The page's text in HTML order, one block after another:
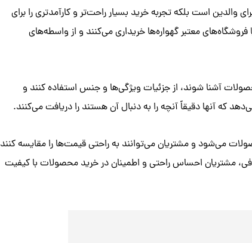
است بلکه تجربه خرید بسیار راحت‌تر و کارآمدتری را برای
فروشگاه‌های معتبر گهواره‌ها خریداری می‌کنند و از واسطه‌های
آشنا شوند، از جزئیات ویژگی‌ها و جنس استفاده کنند و
که آنها دقیقاً آنچه را به دنبال آن هستند را دریافت می‌کنند.
می‌شود و مشتریان می‌توانند به راحتی قیمت‌ها را مقایسه کنند
مشتریان احساس راحتی و اطمینان در خرید محصولات با کیفیت